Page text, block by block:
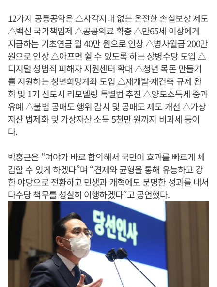
12가지 공통공약은 △사각지대 없는 온전한 손실보상 제도
△백신 국가책임제 △공공의료 확충 △만65세 이상에게
지급하는 기초연금 월 40만 원으로 인상 △병사월급 200만
원으로 인상 △아프면 쉴 수 있도록 하는 상병수당 도입 △
디지털 성범죄 피해자 지원센터 확대 △청년 목돈 만들기
를 지원하는 청년희망계좌 도입 △재개발·재건축 규제 완
화 및 1기 신도시 리모델링 특별법 추진 △양도소득세 중과
유예 △불법 공매도 행위 감시 및 공매도 제도 개선 △가상
자산 법제화 및 가상자산 소득 5천만 원까지 비과세 등이
다.
박홍근은 “여야가 바로 합의해서 국민이 효과를 빠르게 체
감할 수 있게 하겠다”며 “견제와 균형을 통해 유능하고 강
한 야당으로 전환하고 민생과 개혁에도 분명한 성과를 내서
다수당 책무를 성실히 이행하겠다”고 공언했다.